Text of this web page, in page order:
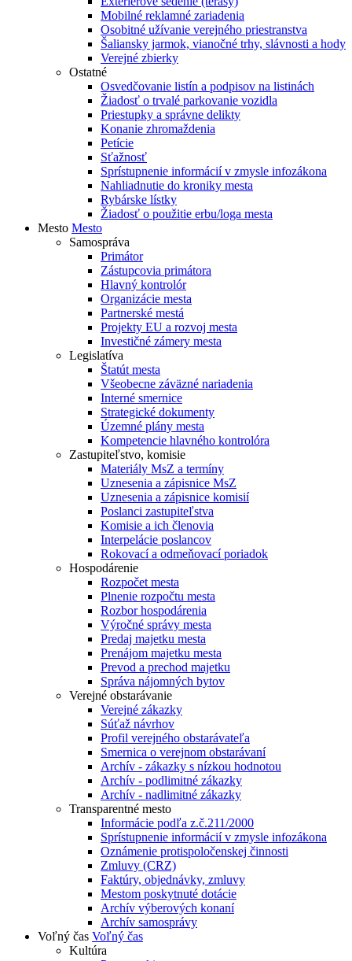
Mobilné reklamné zariadenia
Osobitné užívanie verejného priestranstva
Šaliansky jarmok, vianočné trhy, slávnosti a hody
Verejné zbierky
Ostatné
Osvedčovanie listín a podpisov na listinách
Žiadosť o trvalé parkovanie vozidla
Priestupky a správne delikty
Konanie zhromaždenia
Petície
Sťažnosť
Sprístupnenie informácií v zmysle infozákona
Nahliadnutie do kroniky mesta
Rybárske lístky
Žiadosť o použitie erbu/loga mesta
Mesto Mesto
Samospráva
Primátor
Zástupcovia primátora
Hlavný kontrolór
Organizácie mesta
Partnerské mestá
Projekty EU a rozvoj mesta
Investičné zámery mesta
Legislatíva
Štatút mesta
Všeobecne záväzné nariadenia
Interné smernice
Strategické dokumenty
Územné plány mesta
Kompetencie hlavného kontrolóra
Zastupiteľstvo, komisie
Materiály MsZ a termíny
Uznesenia a zápisnice MsZ
Uznesenia a zápisnice komisií
Poslanci zastupiteľstva
Komisie a ich členovia
Interpelácie poslancov
Rokovací a odmeňovací poriadok
Hospodárenie
Rozpočet mesta
Plnenie rozpočtu mesta
Rozbor hospodárenia
Výročné správy mesta
Predaj majetku mesta
Prenájom majetku mesta
Prevod a prechod majetku
Správa nájomných bytov
Verejné obstarávanie
Verejné zákazky
Súťaž návrhov
Profil verejného obstarávateľa
Smernica o verejnom obstarávaní
Archív - zákazky s nízkou hodnotou
Archív - podlimitné zákazky
Archív - nadlimitné zákazky
Transparentné mesto
Informácie podľa z.č.211/2000
Sprístupnenie informácií v zmysle infozákona
Oznámenie protispoločenskej činnosti
Zmluvy (CRZ)
Faktúry, objednávky, zmluvy
Mestom poskytnuté dotácie
Archív výberových konaní
Archív samosprávy
Voľný čas Voľný čas
Kultúra